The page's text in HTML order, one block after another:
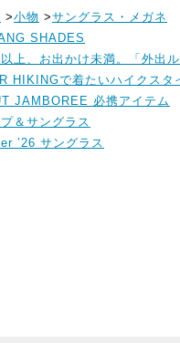
>小物 >サングラス・メガネ
SHADES
上、お出かけ未満。「外出
HIKINGで着たいハイクスタ
JAMBOREE 必携アイテム
＆サングラス
’26 サングラス